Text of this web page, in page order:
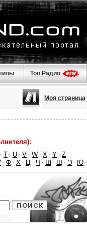
Топ Радио
Моя страница
· T · U · V · W · X · Y · Z
· Ф · Х · Ц · Ч · Ш · Щ · Э · Ю ·